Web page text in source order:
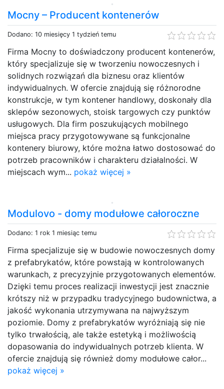
Mocny – Producent kontenerów
Dodano: 10 miesięcy 1 tydzień temu
Firma Mocny to doświadczony producent kontenerów,
który specjalizuje się w tworzeniu nowoczesnych i
solidnych rozwiązań dla biznesu oraz klientów
indywidualnych. W ofercie znajdują się różnorodne
konstrukcje, w tym kontener handlowy, doskonały dla
sklepów sezonowych, stoisk targowych czy punktów
usługowych. Dla firm poszukujących mobilnego
miejsca pracy przygotowywane są funkcjonalne
kontenery biurowy, które można łatwo dostosować do
potrzeb pracowników i charakteru działalności. W
miejscach wym... pokaż więcej »
Modulovo - domy modułowe całoroczne
Dodano: 1 rok 1 miesiąc temu
Firma specjalizuje się w budowie nowoczesnych domy
z prefabrykatów, które powstają w kontrolowanych
warunkach, z precyzyjnie przygotowanych elementów.
Dzięki temu proces realizacji inwestycji jest znacznie
krótszy niż w przypadku tradycyjnego budownictwa, a
jakość wykonania utrzymywana na najwyższym
poziomie. Domy z prefabrykatów wyróżniają się nie
tylko trwałością, ale także estetyką i możliwością
dopasowania do indywidualnych potrzeb klienta. W
ofercie znajdują się również domy modułowe całor...
pokaż więcej »